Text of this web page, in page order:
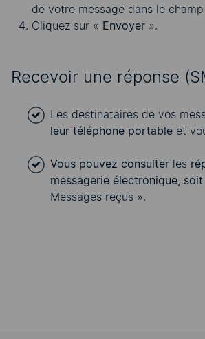
de votre message dans le
Cliquez sur « Envoyer ».
Recevoir une réponse
Les destinataires de vos
leur téléphone portable et
Vous pouvez consulter les
messagerie électronique,
Messages reçus ».